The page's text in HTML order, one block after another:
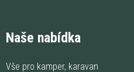
Naše nabídka
Vše pro kamper, karavan